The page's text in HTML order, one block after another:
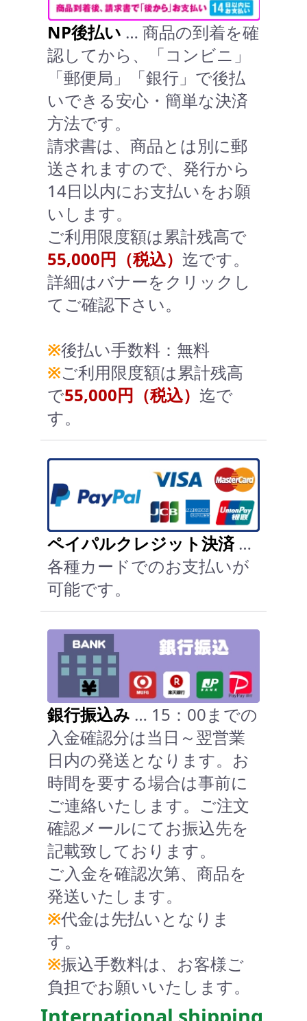
NP後払い … 商品の到着を確
認してから、「コンビニ」
「郵便局」「銀行」で後払
いできる安心・簡単な決済
方法です。
請求書は、商品とは別に郵
送されますので、発行から
14日以内にお支払いをお願
いします。
ご利用限度額は累計残高で
55,000円（税込） 迄です。
詳細はバナーをクリックし
てご確認下さい。
※後払い手数料：無料
※ご利用限度額は累計残高
で55,000円（税込） 迄で
す。
ペイパルクレジット決済…
各種カードでのお支払いが
可能です。
銀行振込み … 15：00までの
入金確認分は当日～翌営業
日内の発送となります。お
時間を要する場合は事前に
ご連絡いたします。ご注文
確認メールにてお振込先を
記載致しております。
ご入金を確認次第、商品を
発送いたします。
※代金は先払いとなりま
す。
※振込手数料は、お客様ご
負担でお願いいたします。